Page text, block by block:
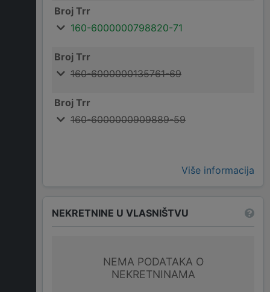
Broj Trr
160-6000000798820-71
Broj Trr
160-6000000135761-69
Broj Trr
160-6000000909889-59
Više informacija
NEKRETNINE U VLASNIŠTVU
NEMA PODATAKA O
NEKRETNINAMA